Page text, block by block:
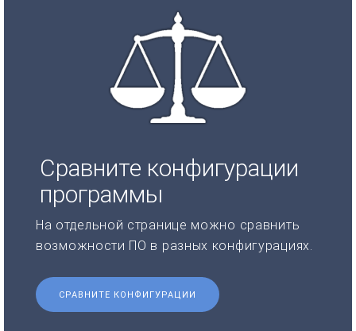
Сравните конфигурации
программы
На отдельной странице можно сравнить
возможности ПО в разных конфигурациях.
СРАВНИТЕ КОНФИГУРАЦИИ